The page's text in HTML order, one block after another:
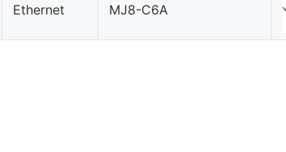
Ethernet MJ8-C6A